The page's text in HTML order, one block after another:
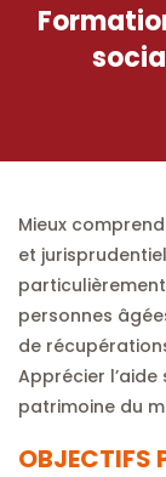
Mieux
et
personnes
de
Apprécier
patrimoine du
OBJECTIFS